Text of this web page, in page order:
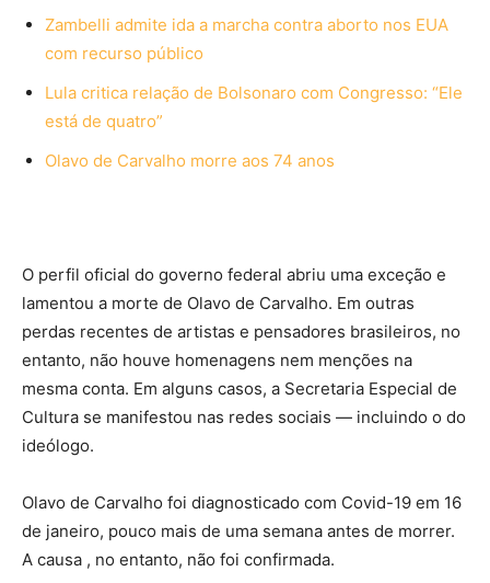
Zambelli admite ida a marcha contra aborto nos EUA
com recurso público
Lula critica relação de Bolsonaro com Congresso: “Ele
está de quatro”
Olavo de Carvalho morre aos 74 anos
O perfil oficial do governo federal abriu uma exceção e
lamentou a morte de Olavo de Carvalho. Em outras
perdas recentes de artistas e pensadores brasileiros, no
entanto, não houve homenagens nem menções na
mesma conta. Em alguns casos, a Secretaria Especial de
Cultura se manifestou nas redes sociais — incluindo o do
ideólogo.
Olavo de Carvalho foi diagnosticado com Covid-19 em 16
de janeiro, pouco mais de uma semana antes de morrer.
A causa , no entanto, não foi confirmada.